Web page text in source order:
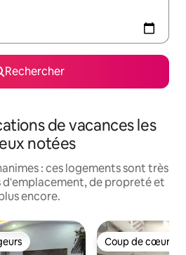
Rechercher
de vacances les
notées
: ces logements sont très
d'emplacement, de propreté et
encore.
les plus appréciés Coup de cœur
Coup de cœur